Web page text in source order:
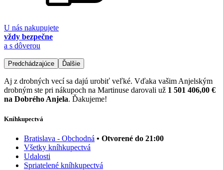
U nás nakupujete
vždy bezpečne
a s dôverou
Predchádzajúce Ďalšie
Aj z drobných vecí sa dajú urobiť veľké. Vďaka vašim Anjelským
drobným ste pri nákupoch na Martinuse darovali už 1 501 406,00 €
na Dobrého Anjela. Ďakujeme!
Kníhkupectvá
Bratislava - Obchodná • Otvorené do 21:00
Všetky kníhkupectvá
Udalosti
Spriatelené kníhkupectvá